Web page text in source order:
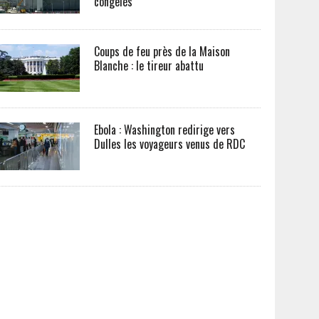
Coups de feu près de la Maison
Blanche : le tireur abattu
Ebola : Washington redirige vers
Dulles les voyageurs venus de RDC